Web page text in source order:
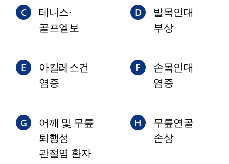
C
테니스·
골프엘보
D
발목인대
부상
E
아킬레스건
염증
F
손목인대
염증
G
어깨 및 무릎
퇴행성
관절염 환자
H
무릎연골
손상